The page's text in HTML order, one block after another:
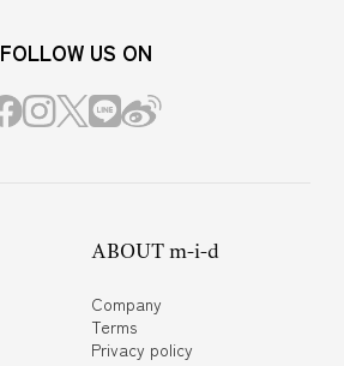
FOLLOW US ON
ABOUT m-i-d
Company
Terms
Privacy policy